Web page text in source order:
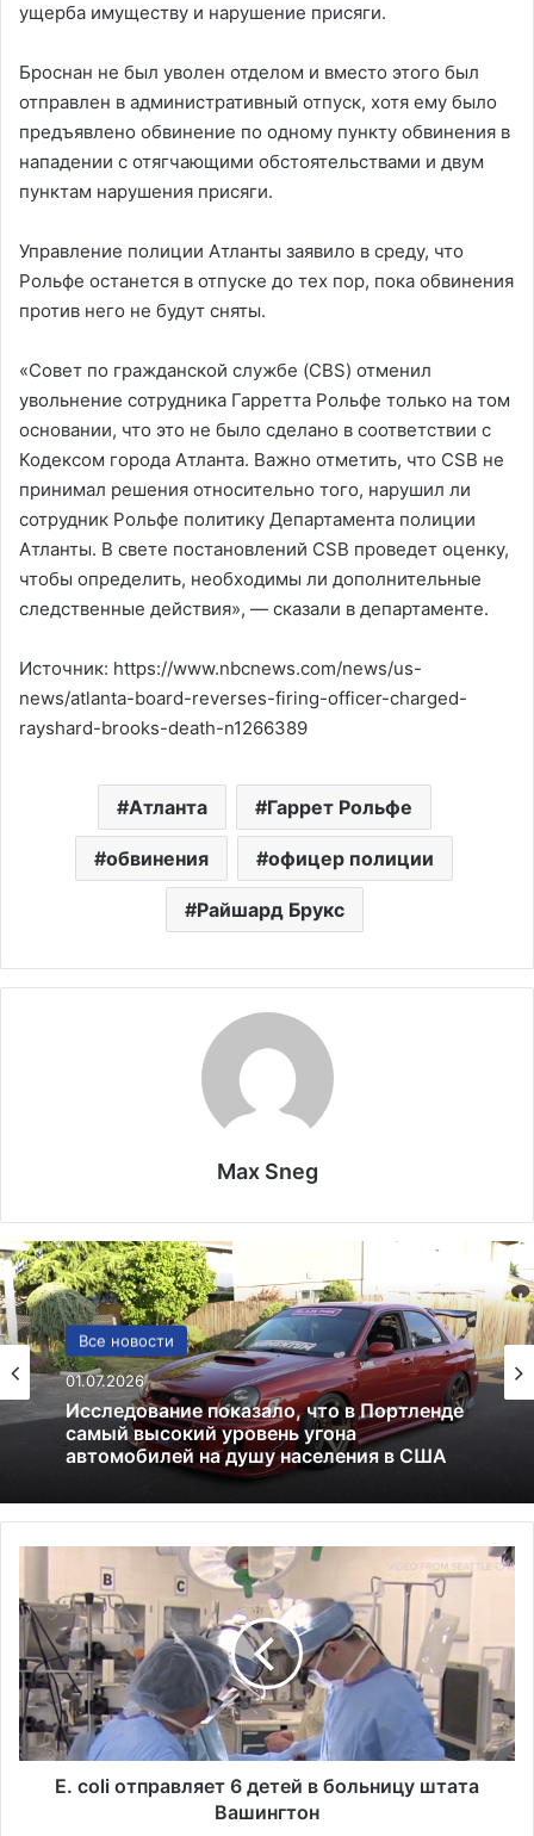
ущерба имуществу и нарушение присяги.
Броснан не был уволен отделом и вместо этого был
отправлен в административный отпуск, хотя ему было
предъявлено обвинение по одному пункту обвинения в
нападении с отягчающими обстоятельствами и двум
пунктам нарушения присяги.
Управление полиции Атланты заявило в среду, что
Рольфе останется в отпуске до тех пор, пока обвинения
против него не будут сняты.
«Совет по гражданской службе (CBS) отменил
увольнение сотрудника Гарретта Рольфе только на том
основании, что это не было сделано в соответствии с
Кодексом города Атланта. Важно отметить, что CSB не
принимал решения относительно того, нарушил ли
сотрудник Рольфе политику Департамента полиции
Атланты. В свете постановлений CSB проведет оценку,
чтобы определить, необходимы ли дополнительные
следственные действия», — сказали в департаменте.
Источник: https://www.nbcnews.com/news/us-
news/atlanta-board-reverses-firing-officer-charged-
rayshard-brooks-death-n1266389
Атланта Гаррет Рольфе
обвинения офицер полиции
Райшард Брукс
Max Sneg
США
13.06.2025
Америка имеет огромный избыток сыра
c
l
i
о
т
п
E. coli отправляет 6 детей в больницу штата
Вашингтон